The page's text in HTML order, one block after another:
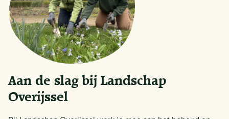
Aan de slag bij Landschap
Overijssel